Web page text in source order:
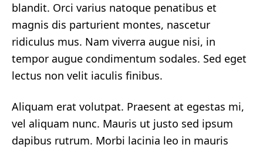
blandit. Orci varius natoque penatibus et
magnis dis parturient montes, nascetur
ridiculus mus. Nam viverra augue nisi, in
tempor augue condimentum sodales. Sed eget
lectus non velit iaculis finibus.
Aliquam erat volutpat. Praesent at egestas mi,
vel aliquam nunc. Mauris ut justo sed ipsum
dapibus rutrum. Morbi lacinia leo in mauris